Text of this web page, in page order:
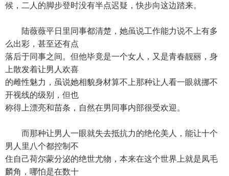
候，二人的脚步登时没有半点迟疑，快步向这边踏来。
陆薇薇平日里同事都清楚，她虽说工作能力说不上有多
么出彩，甚至还有点
落后于同事之间。但他毕竟是一个女人，又是青春靓丽，身
上散发着让男人欢喜
的雌性魅力，虽说她相貌身材算不上那种让人看一眼就挪不
开视线的级别，但也
称得上漂亮和苗条，自然在男同事内部很受欢迎。
而那种让男人一眼就失去抵抗力的绝伦美人，能让十个
男人里八个都控制不
住自己荷尔蒙分泌的绝世尤物，本来在这个世界上就是凤毛
麟角，哪怕是在数十